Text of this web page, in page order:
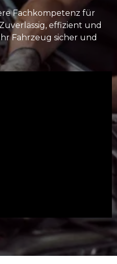
Fachkompetenz für
effizient und
Fahrzeug sicher und